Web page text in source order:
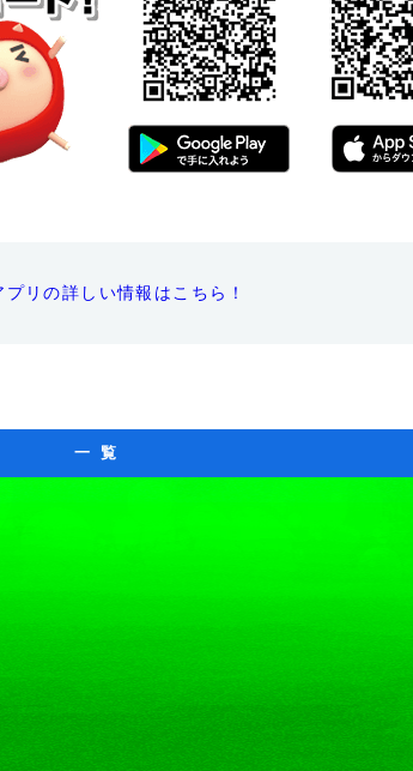
リの詳しい情報はこちら！
一覧